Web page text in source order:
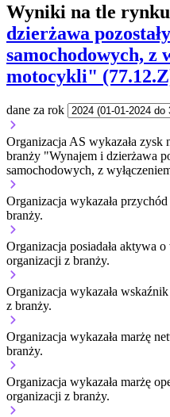
Wyniki na tle rynku
dzierżawa
samochodowych, z
motocykli"
dane za rok
Organizacja AS wykazała
branży "Wynajem i dzierżawa
samochodowych, z
Organizacja wykazała
branży.
Organizacja posiadała aktywa
organizacji z branży.
Organizacja wykazała
z branży.
Organizacja wykazała marżę
branży.
Organizacja wykazała marżę
organizacji z branży.